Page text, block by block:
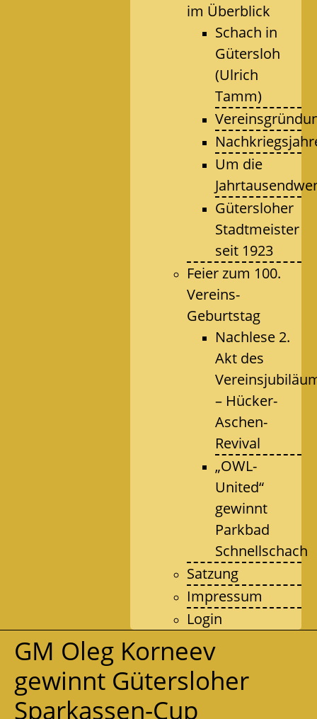
im Überblick
Schach in
Gütersloh
(Ulrich
Tamm)
Um die
Gütersloher
Stadtmeister
seit 1923
Feier zum 100.
Vereins-
Geburtstag
Nachlese 2.
Akt des
– Hücker-
Aschen-
Revival
„OWL-
United“
gewinnt
Parkbad
Schnellschach
Satzung
Impressum
Login
GM Oleg Korneev
gewinnt Gütersloher
Sparkassen-Cup